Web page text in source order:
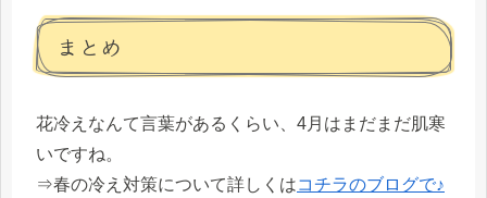
まとめ
花冷えなんて言葉があるくらい、4月はまだまだ肌寒
いですね。
⇒春の冷え対策について詳しくはコチラのブログで♪